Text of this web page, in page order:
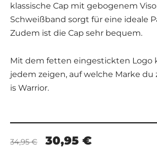
klassische Cap mit gebogenem
Schweißband sorgt für eine ideale
Zudem ist die Cap sehr bequem.
Mit dem fetten eingestickten Logo
jedem zeigen, auf welche Marke du
is Warrior.
34,95 € 30,95 €